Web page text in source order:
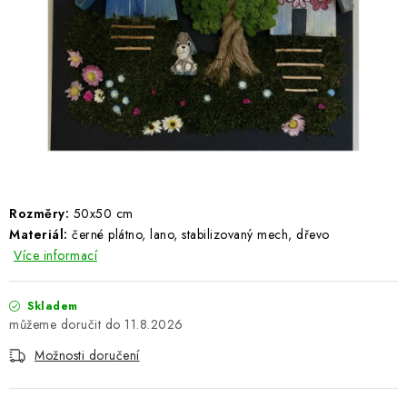
PARKOVACÍ BLOKÁDY
AKCE A SLEVY
NOVINKY
ČASTO KLADENÉ DOTAZY
B2B - VELKOOBCHOD
NAPIŠTE NÁM
Rozměry: 50x50 cm
Materiál: černé plátno, lano, stabilizovaný mech, dřevo
Více informací
Skladem
11.8.2026
Možnosti doručení